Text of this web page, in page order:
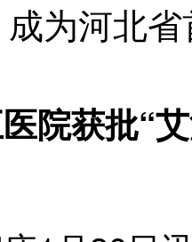
为河北
院获批“